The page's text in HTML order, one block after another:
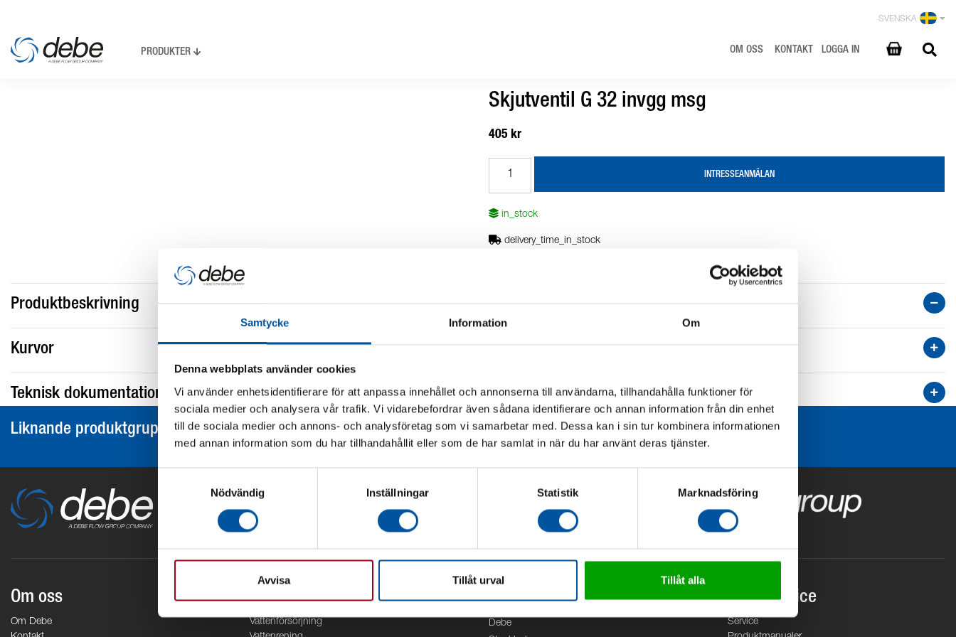
Samtycke Information Om
Denna webbplats använder cookies
Vi använder enhetsidentifierare för att anpassa innehållet och annonserna till användarna, tillhandahålla funktioner för
sociala medier och analysera vår trafik. Vi vidarebefordrar även sådana identifierare och annan information från din enhet
till de sociala medier och annons- och analysföretag som vi samarbetar med. Dessa kan i sin tur kombinera informationen
med annan information som du har tillhandahållit eller som de har samlat in när du har använt deras tjänster.
Nödvändig
Inställningar Statistik Marknadsföring
Avvisa Tillåt urval Tillåt alla
SVENSKA
PRODUKTER OM OSS KONTAKT LOGGA IN
Skjutventil G 32 invgg msg
405 kr
INTRESSEANMÄLAN
in_stock
delivery_time_in_stock
Produktbeskrivning
Kurvor
Teknisk dokumentation
Liknande produktgrupper
Om oss
Om Debe
Områden
Vattenförsörjning
Kontor
Debe
Kundservice
Service